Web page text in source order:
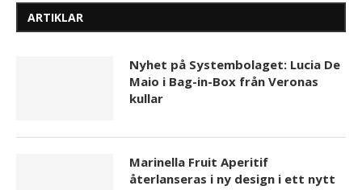
ARTIKLAR
Nyhet på Systembolaget: Lucia De
Maio i Bag-in-Box från Veronas
kullar
Marinella Fruit Aperitif
återlanseras i ny design i ett nytt